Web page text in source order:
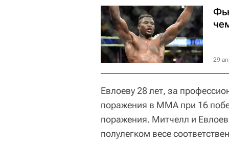
29
Евлоеву 28 лет, за
поражения в ММА при 16
поражения. Митчелл и
полулегком весе